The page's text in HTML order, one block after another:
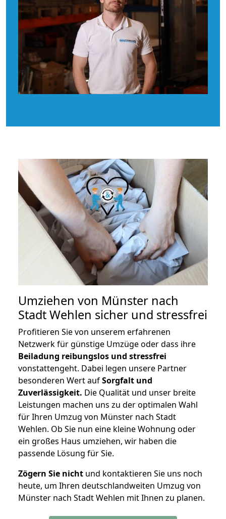
Umziehen von Münster nach
Stadt Wehlen sicher und stressfrei
Profitieren Sie von unserem erfahrenen
Netzwerk für günstige Umzüge oder dass ihre
Beiladung reibungslos und stressfrei
vonstattengeht. Dabei legen unsere Partner
besonderen Wert aufSorgfalt und
Zuverlässigkeit. Die Qualität und unser breite
Leistungen machen uns zu der optimalen Wahl
für Ihren Umzug von Münster nach Stadt
Wehlen. Ob Sie nun eine kleine Wohnung oder
ein großes Haus umziehen, wir haben die
passende Lösung für Sie.
Zögern Sie nicht und kontaktieren Sie uns noch
heute, um Ihren deutschlandweiten Umzug von
Münster nach Stadt Wehlen mit Ihnen zu planen.